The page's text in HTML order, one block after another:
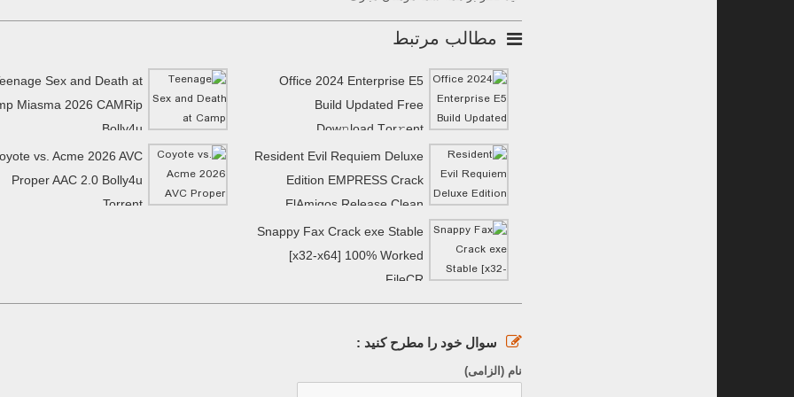
مطالب مرتبط
Office 2024 Enterprise E5
Build Updated Frее
Dow𝚗load Tоr𝚛ent
Sex and Death at
Miasma 2026 CAMRip
Bolly4u
Resident Evil Requiem Deluxe
Edition EMPRESS Crack
ElAmigos Release Clean
MediaFire
vs. Acme 2026 AVC
Proper AAC 2.0 Bolly4u
Torrent
Snappy Fax Crack exe Stable
[x32-x64] 100% Worked
FileCR
سوال خود را مطرح کنید :
نام (الزامی)